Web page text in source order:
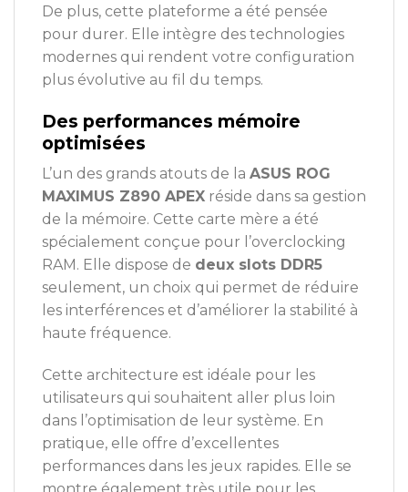
De plus, cette plateforme a été pensée
pour durer. Elle intègre des technologies
modernes qui rendent votre configuration
plus évolutive au fil du temps.
Des performances mémoire
optimisées
L’un des grands atouts de la ASUS ROG
MAXIMUS Z890 APEX réside dans sa gestion
de la mémoire. Cette carte mère a été
spécialement conçue pour l’overclocking
RAM. Elle dispose de deux slots DDR5
seulement, un choix qui permet de réduire
les interférences et d’améliorer la stabilité à
haute fréquence.
Cette architecture est idéale pour les
utilisateurs qui souhaitent aller plus loin
dans l’optimisation de leur système. En
pratique, elle offre d’excellentes
performances dans les jeux rapides. Elle se